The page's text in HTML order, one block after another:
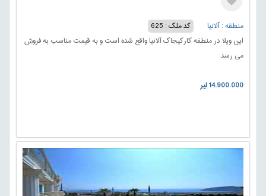
منطقه : آلانیا
کد ملک : 625
این ویلا در منطقه کارکیجاک آلانیا واقع شده است و به قیمت مناسب به فروش
می رسد.
14.900.000 لیر